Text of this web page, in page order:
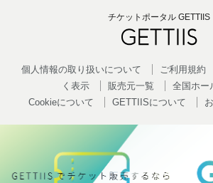
チケットポータル GETTIIS
個人情報の取り扱いについて ご利用規約
く表示
販売元一覧
全国ホー
Cookieについて
GETTIISについて